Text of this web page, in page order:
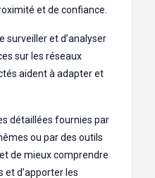
et de confiance.
surveiller et d’analyser
sur les réseaux
aident à adapter et
détaillées fournies par
ou par des outils
de mieux comprendre
et d’apporter les